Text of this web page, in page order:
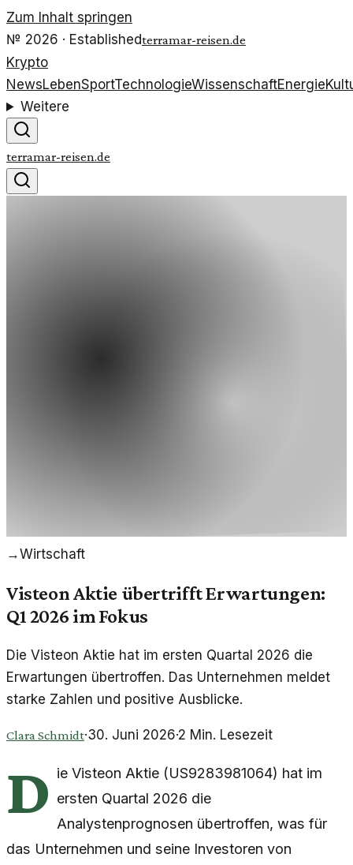
Zum Inhalt springen
№ 2026 · Establishedterramar-reisen.de
Krypto
NewsLebenSportTechnologieWissenschaftEnergie
Weitere
terramar-reisen.de
→Wirtschaft
Visteon Aktie übertrifft Erwartungen:
Q1 2026 im Fokus
Die Visteon Aktie hat im ersten Quartal 2026 die
Erwartungen übertroffen. Das Unternehmen meldet
starke Zahlen und positive Ausblicke.
Clara Schmidt·30. Juni 2026·2 Min. Lesezeit
D ie Visteon Aktie (US9283981064) hat im
ersten Quartal 2026 die
Analystenprognosen übertroffen, was für
das Unternehmen und seine Investoren von